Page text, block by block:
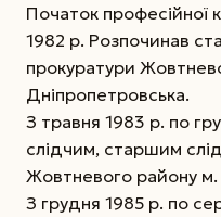
Початок професійної
1982 р. Розпочинав
прокуратури
Дніпропетровська.
З травня 1983 р. по
слідчим, старшим
Жовтневого району м.
З грудня 1985 р. по